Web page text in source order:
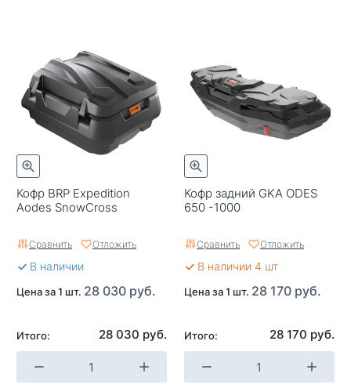
Кофр BRP Expedition
Aodes SnowCross
Сравнить Отложить
В наличии
Цена за 1 шт. 28 030 руб.
Итого: 28 030 руб.
Кофр задний GKA ODES
650 -1000
Сравнить Отложить
В наличии 4 шт
Цена за 1 шт. 28 170 руб.
Итого: 28 170 руб.